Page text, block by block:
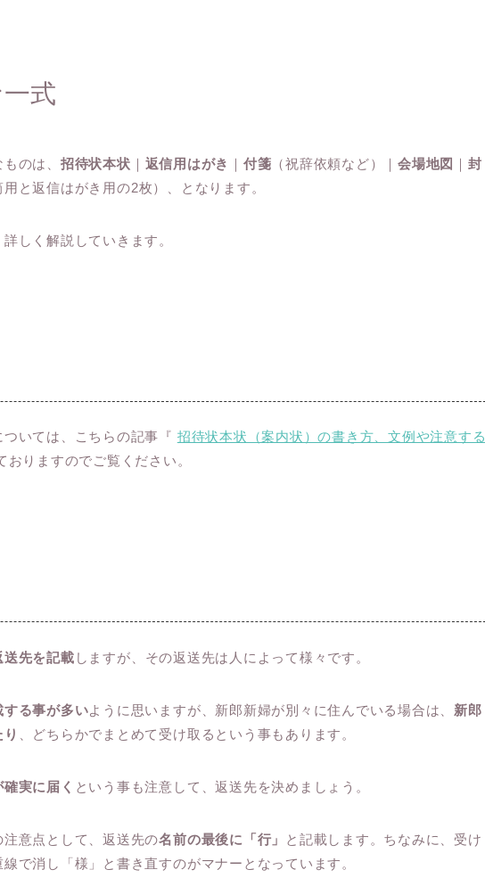
式
のは、 招待状本状 ｜ 返信用はがき ｜ 付箋 （祝辞依頼など）｜会場地図 ｜封
用と返信はがき用の2枚）、となります。
しく解説していきます。
いては、こちらの記事『 招待状本状（案内状）の書き方、文例や注意する
おりますのでご覧ください。
送先を記載 しますが、その返送先は人によって様々です。
する事が多いように思いますが、新郎新婦が別々に住んでいる場合は、 新郎
、どちらかでまとめて受け取るという事もあります。
実に届く という事も注意して、返送先を決めましょう。
意点として、返送先の名前の最後に「行」
と記載します。ちなみに、受け
で消し「様」と書き直すのがマナーとなっています。